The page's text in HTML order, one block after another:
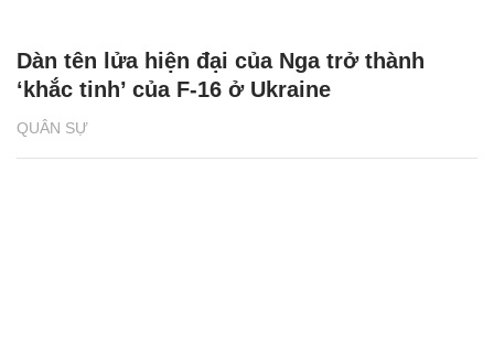
QUÂN SỰ
Dàn tên lửa hiện đại của Nga trở thành
‘khắc tinh’ của F-16 ở Ukraine